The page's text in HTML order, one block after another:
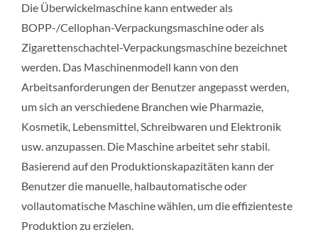
Die Überwickelmaschine kann entweder als
BOPP-/Cellophan-Verpackungsmaschine oder als
Zigarettenschachtel-Verpackungsmaschine bezeichnet
werden. Das Maschinenmodell kann von den
Arbeitsanforderungen der Benutzer angepasst werden,
um sich an verschiedene Branchen wie Pharmazie,
Kosmetik, Lebensmittel, Schreibwaren und Elektronik
usw. anzupassen. Die Maschine arbeitet sehr stabil.
Basierend auf den Produktionskapazitäten kann der
Benutzer die manuelle, halbautomatische oder
vollautomatische Maschine wählen, um die effizienteste
Produktion zu erzielen.